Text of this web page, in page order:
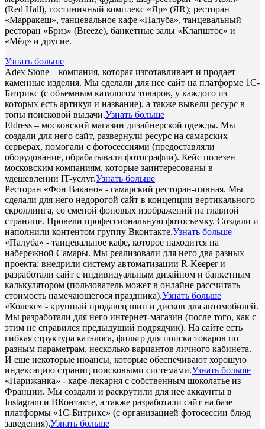
(Red Hall), гостиничный комплекс «Яр» (ЯR); ресторан
«Марракеш», танцевальное кафе «Палуба», танцевальный
ресторан «Бриз» (Breeze), банкетные залы «Клапштос» и
«Мёд» и другие.
Узнать больше
Adex Stone – компания, которая изготавливает и продает
каменные изделия. Мы сделали для нее сайт на платформе 1С-
Битрикс (с объемным каталогом товаров, у каждого из
которых есть артикул и название), а также вывели ресурс в
топы поисковой выдачи.Узнать больше
Eldress – московский магазин дизайнерской одежды. Мы
создали для него сайт, развернули ресурс на самарских
серверах, помогали с фотосессиями (предоставляли
оборудование, обрабатывали фотографии). Кейс полезен
московским компаниям, которые заинтересованы в
удешевлении IT-услуг.Узнать больше
Ресторан «Фон Вакано» - самарский ресторан-пивная. Мы
сделали для него недорогой сайт в концепции вертикального
скроллинга, со сменой фоновых изображений на главной
странице. Провели профессиональную фотосъемку. Создали и
наполнили контентом группу Вконтакте.Узнать больше
«Палуба» - танцевальное кафе, которое находится на
набережной Самары. Мы реализовали для него два разных
проекта: внедрили систему автоматизации R-Keeper и
разработали сайт с индивидуальным дизайном и банкетным
калькулятором (пользователь может в онлайне рассчитать
стоимость намечающегося праздника).Узнать больше
«Колекс» - крупный продавец шин и дисков для автомобилей.
Мы разработали для него интернет-магазин (после того, как с
этим не справился предыдущий подрядчик). На сайте есть
гибкая структура каталога, фильтр для поиска товаров по
разным параметрам, несколько вариантов личного кабинета.
И еще некоторые нюансы, которые обеспечивают хорошую
индексацию страниц поисковыми системами.Узнать больше
«Парижанка» - кафе-пекарня с собственным шоколатье из
Франции. Мы создали и раскрутили для нее аккаунты в
Instagram и ВКонтакте, а также разработали сайт на базе
платформы «1С-Битрикс» (с организацией фотосессии блюд
заведения).Узнать больше